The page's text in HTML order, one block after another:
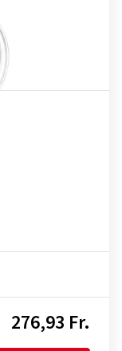
276,93 Fr.